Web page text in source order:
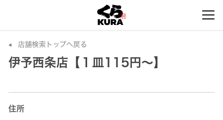
店舗検索トップへ戻る
伊予西条店【１皿115円～】
住所